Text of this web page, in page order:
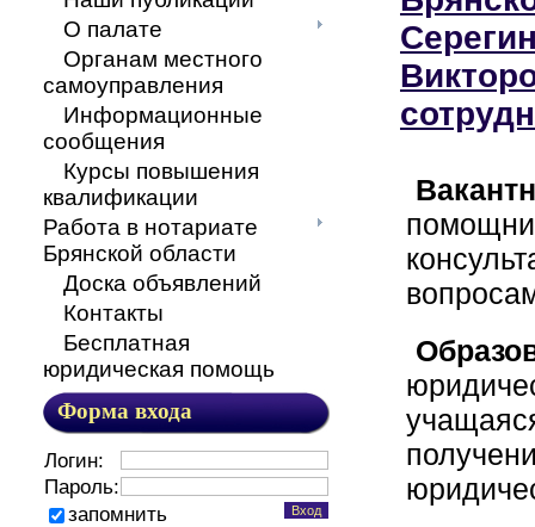
О палате
Органам местного
самоуправления
Информационные
сообщения
Курсы повышения
квалификации
Работа в нотариате
Брянской области
Доска объявлений
Контакты
Бесплатная
юридическая помощь
Форма входа
Логин:
Пароль:
запомнить